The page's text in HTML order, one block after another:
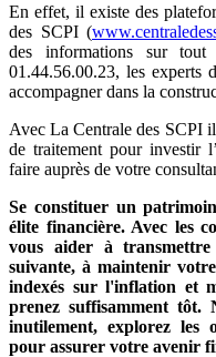
En effet, il existe des
des SCPI (
des informations sur tout
01.44.56.00.23, les experts
accompagner dans la
Avec La Centrale des SCPI
de traitement pour investir
faire auprès de votre
Se constituer un
élite financière. Avec les
vous aider à
suivante, à maintenir
indexés sur l'inflation et
prenez suffisamment tôt.
inutilement, explorez les
pour assurer votre avenir